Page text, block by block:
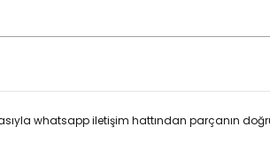
whatsapp iletişim hattından parçanın